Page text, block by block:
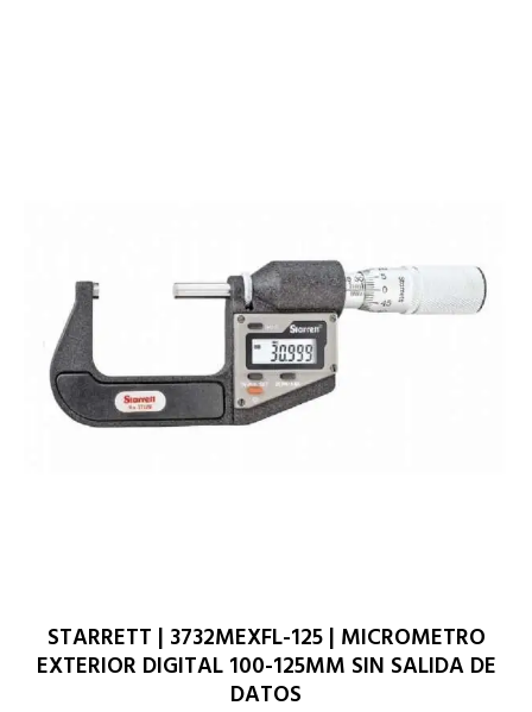
STARRETT | 3732MEXFL-125 | MICROMETRO
EXTERIOR DIGITAL 100-125MM SIN SALIDA DE
DATOS